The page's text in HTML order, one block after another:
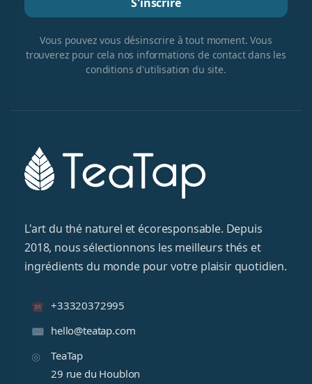
Vous pouvez vous désinscrire à tout moment. Vous
trouverez pour cela nos informations de contact dans les
conditions d'utilisation du site.
L'art du thé naturel et écoresponsable. Depuis
2018, nous sélectionnons les meilleurs thés et
ingrédients du monde pour votre plaisir quotidien.
+33320372995
hello@teatap.com
TeaTap
29 rue du Houblon